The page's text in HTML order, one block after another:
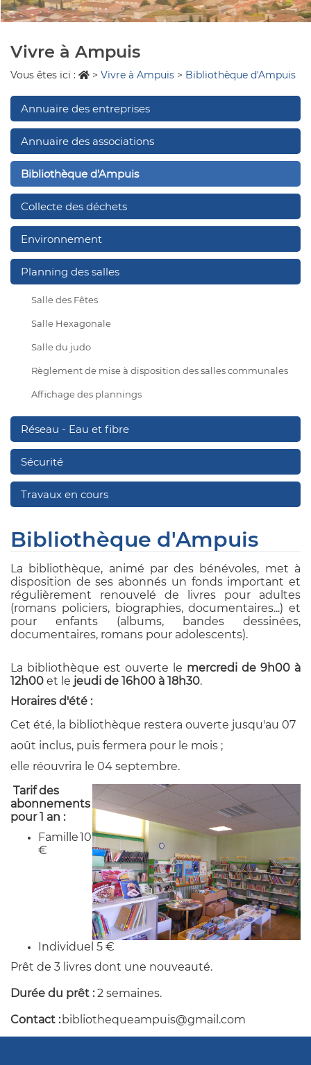
Vivre à Ampuis
Vous êtes ici : > Vivre à Ampuis > Bibliothèque d'Ampuis
Annuaire des entreprises
Annuaire des associations
Bibliothèque d'Ampuis
Collecte des déchets
Environnement
Planning des salles
Salle des Fêtes
Salle Hexagonale
Salle du judo
Règlement de mise à disposition des salles communales
Affichage des plannings
Réseau - Eau et fibre
Sécurité
Travaux en cours
Bibliothèque d'Ampuis
La bibliothèque, animé par des bénévoles, met à
disposition de ses abonnés un fonds important et
régulièrement renouvelé de livres pour adultes
(romans policiers, biographies, documentaires...) et
pour enfants (albums, bandes dessinées,
documentaires, romans pour adolescents).
La bibliothèque est ouverte le mercredi de 9h00 à
12h00 et le jeudi de 16h00 à 18h30.
Horaires d'été :
Cet été, la bibliothèque restera ouverte jusqu'au 07
août inclus, puis fermera pour le mois ;
elle réouvrira le 04 septembre.
Tarif des
abonnements
pour 1 an :
Famille 10
€
Individuel 5 €
Prêt de 3 livres dont une nouveauté.
Durée du prêt :2 semaines.
Contact :bibliothequeampuis@gmail.com